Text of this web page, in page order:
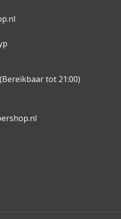
(Bereikbaar tot 21:00)